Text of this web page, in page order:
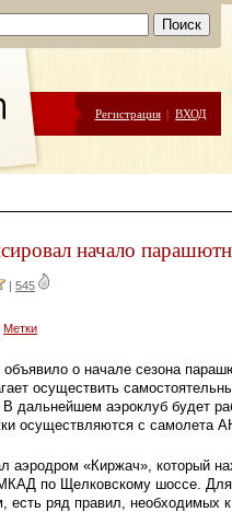
Регистрация | ВХОД
начало
| 545
Метки
объявило о начале сезона
осуществить
дальнейшем аэроклуб будет
осуществляются с самолета
аэродром «Киржач», который
по Щелковскому шоссе.
есть ряд правил, необходимых